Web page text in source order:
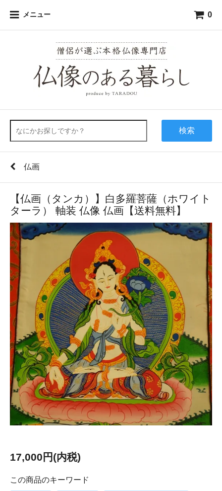
メニュー 0
検索
仏画
【仏画（タンカ）】白多羅菩薩（ホワイト
ターラ） 軸装 仏像 仏画【送料無料】
17,000円(内税)
この商品のキーワード